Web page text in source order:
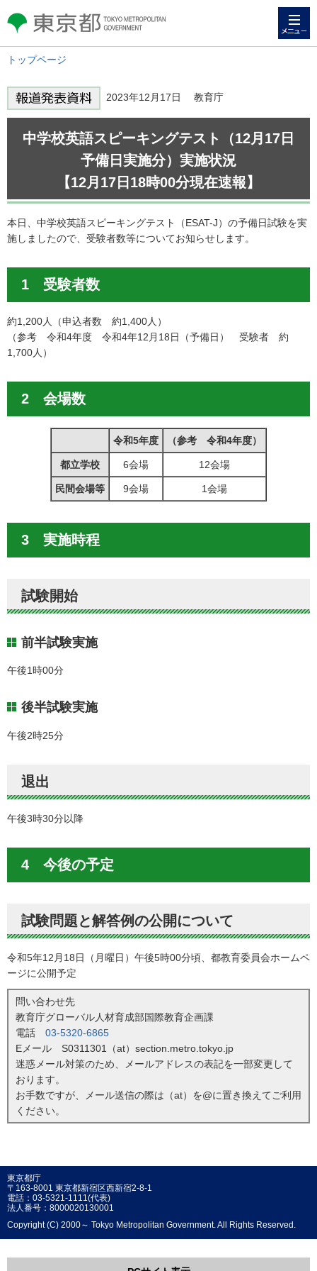
東京都 TOKYO METROPOLITAN
GOVERNMENT
トップページ
2023年12月17日 教育庁
中学校英語スピーキングテスト（12月17日
予備日実施分）実施状況
【12月17日18時00分現在速報】
本日、中学校英語スピーキングテスト（ESAT-J）の予備日試験を実
施しましたので、受験者数等についてお知らせします。
1 受験者数
約1,200人（申込者数 約1,400人）
（参考 令和4年度 令和4年12月18日（予備日） 受験者 約
1,700人）
2 会場数
令和5年度 （参考 令和4年度）
都立学校 6会場 12会場
民間会場等 9会場 1会場
3 実施時程
試験開始
前半試験実施
午後1時00分
後半試験実施
午後2時25分
退出
午後3時30分以降
4 今後の予定
試験問題と解答例の公開について
令和5年12月18日（月曜日）午後5時00分頃、都教育委員会ホームペ
ージに公開予定
問い合わせ先
教育庁グローバル人材育成部国際教育企画課
電話 03-5320-6865
Eメール S0311301（at）section.metro.tokyo.jp
迷惑メール対策のため、メールアドレスの表記を一部変更して
おります。
お手数ですが、メール送信の際は（at）を@に置き換えてご利用
ください。
東京都庁
〒163-8001 東京都新宿区西新宿2-8-1
電話：03-5321-1111(代表)
法人番号：8000020130001
Copyright (C) 2000～ Tokyo Metropolitan Government. All Rights Reserved.